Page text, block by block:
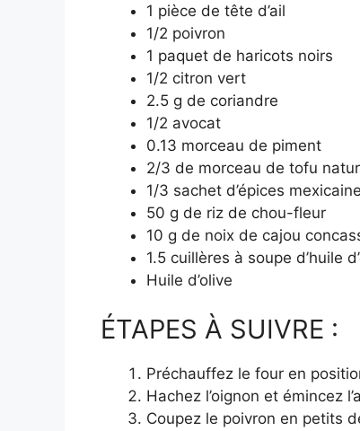
1 pièce de tête d’ail
1/2 poivron
1 paquet de haricots noirs
1/2 citron vert
2.5 g de coriandre
1/2 avocat
0.13 morceau de piment
2/3 de morceau de tofu
1/3 sachet d’épices
50 g de riz de chou-fleur
10 g de noix de cajou
1.5 cuillères à soupe d’huile
Huile d’olive
ÉTAPES À SUIVRE :
Préchauffez le four en
Hachez l’oignon et émincez
Coupez le poivron en petits